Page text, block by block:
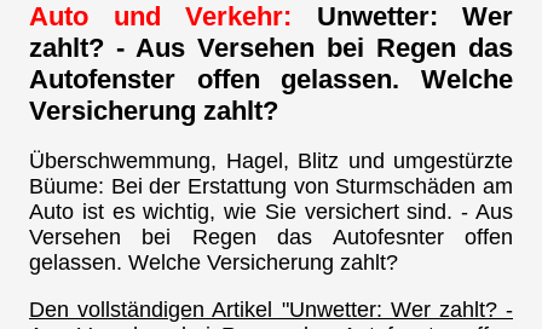
Auto und Verkehr: Unwetter: Wer
zahlt? - Aus Versehen bei Regen das
Autofenster offen gelassen. Welche
Versicherung zahlt?
Überschwemmung, Hagel, Blitz und umgestürzte
Büume: Bei der Erstattung von Sturmschäden am
Auto ist es wichtig, wie Sie versichert sind. - Aus
Versehen bei Regen das Autofesnter offen
gelassen. Welche Versicherung zahlt?
Den vollständigen Artikel "Unwetter: Wer zahlt? -